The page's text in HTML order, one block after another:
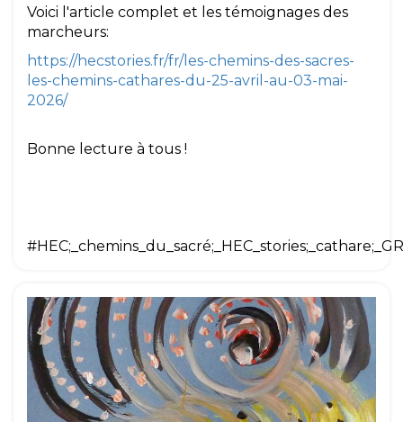
Voici l'article complet et les témoignages des
marcheurs:
https://hecstories.fr/fr/les-chemins-des-sacres-
les-chemins-cathares-du-25-avril-au-03-mai-
2026/
Bonne lecture à tous !